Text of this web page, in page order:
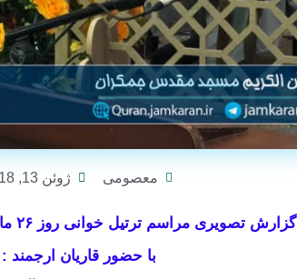
معصومی ژوئن 13, 2018
گزارش تصویری مراسم ترتیل خوانی روز ۲۶ ماه مبارک رمضان ۱۳۹۷
با حضور قاریان ارجمند :